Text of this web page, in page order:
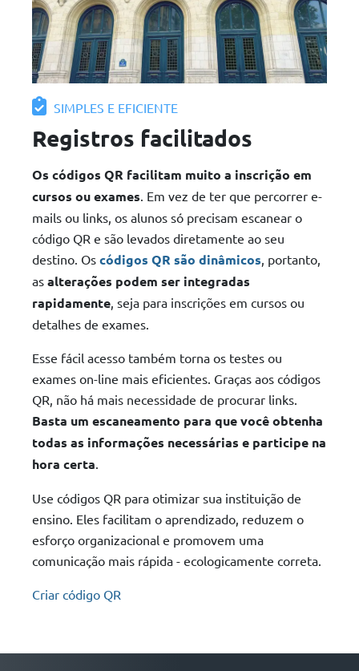
SIMPLES E EFICIENTE
Registros facilitados
Os códigos QR facilitam muito a inscrição em
cursos ou exames. Em vez de ter que percorrer e-
mails ou links, os alunos só precisam escanear o
código QR e são levados diretamente ao seu
destino. Os códigos QR são dinâmicos, portanto,
as alterações podem ser integradas
rapidamente, seja para inscrições em cursos ou
detalhes de exames.
Esse fácil acesso também torna os testes ou
exames on-line mais eficientes. Graças aos códigos
QR, não há mais necessidade de procurar links.
Basta um escaneamento para que você obtenha
todas as informações necessárias e participe na
hora certa.
Use códigos QR para otimizar sua instituição de
ensino. Eles facilitam o aprendizado, reduzem o
esforço organizacional e promovem uma
comunicação mais rápida - ecologicamente correta.
Criar código QR